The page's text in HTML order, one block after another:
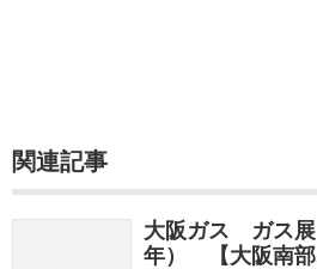
関連記事
大阪ガス ガス
年） 【大阪南部